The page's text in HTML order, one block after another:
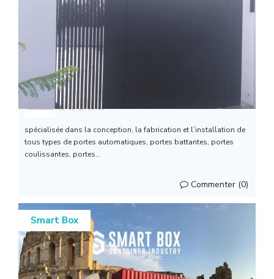
ARCOM
spécialisée dans la conception, la fabrication et l’installation de
tous types de portes automatiques, portes battantes, portes
coulissantes, portes...
Commenter (0)
Smart Box